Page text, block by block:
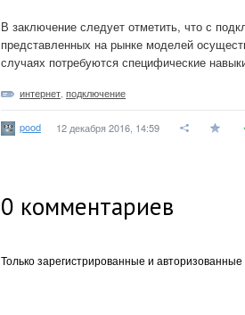
В заключение следует отметить, что с
представленных на рынке моделей
случаях потребуются специфические
интернет подключение
pood 12 декабря 2016, 14:59
0 комментариев
Только зарегистрированные и